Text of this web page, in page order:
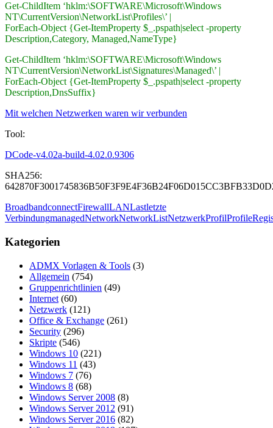
Get-ChildItem ‘hklm:\SOFTWARE\Microsoft\Windows
NT\CurrentVersion\NetworkList\Profiles\’ |
ForEach-Object {Get-ItemProperty $_.pspath|select -property
Description,Category, Managed,NameType}
Get-ChildItem ‘hklm:\SOFTWARE\Microsoft\Windows
NT\CurrentVersion\NetworkList\Signatures\Managed\’ |
ForEach-Object {Get-ItemProperty $_.pspath|select -property
Description,DnsSuffix}
Mit welchen Netzwerken waren wir verbunden
Tool:
DCode-v4.02a-build-4.02.0.9306
SHA256:
BroadbandconnectFirewallLANLastletzte
VerbindungmanagedNetworkNetworkListNetzwerkProfilProfile
Kategorien
ADMX Vorlagen & Tools (3)
Allgemein (754)
Gruppenrichtlinien (49)
Internet (60)
Netzwerk (121)
Office & Exchange (261)
Security (296)
Skripte (546)
Windows 10 (221)
Windows 11 (43)
Windows 7 (76)
Windows 8 (68)
Windows Server 2008 (8)
Windows Server 2012 (91)
Windows Server 2016 (82)